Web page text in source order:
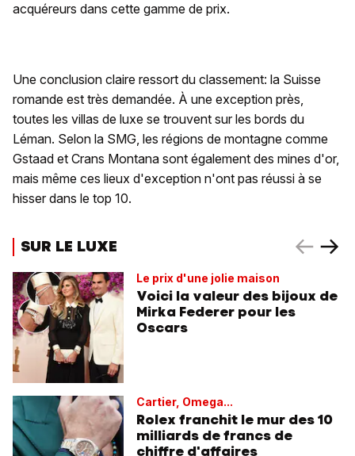
acquéreurs dans cette gamme de prix.
Une conclusion claire ressort du classement: la Suisse
romande est très demandée. À une exception près,
toutes les villas de luxe se trouvent sur les bords du
Léman. Selon la SMG, les régions de montagne comme
Gstaad et Crans Montana sont également des mines d'or,
mais même ces lieux d'exception n'ont pas réussi à se
hisser dans le top 10.
SUR LE LUXE
Le prix d'une jolie maison
Voici la valeur des bijoux de
Mirka Federer pour les
Oscars
Cartier, Omega...
Rolex franchit le mur des 10
milliards de francs de
chiffre d'affaires